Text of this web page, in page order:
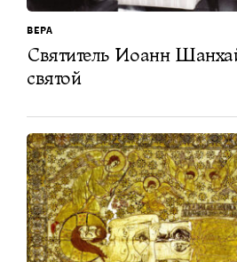
ВЕРА
Святитель Иоанн
святой